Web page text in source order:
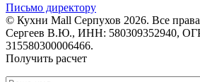
Письмо директору
© Кухни Mall Серпухов 2026. Все
Сергеев В.Ю., ИНН: 580309352940,
315580300006466.
Получить расчет